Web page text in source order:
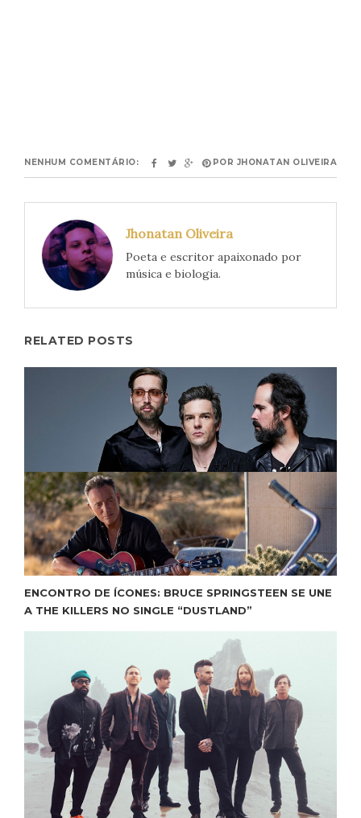
NENHUM COMENTÁRIO: POR JHONATAN OLIVEIRA
Jhonatan Oliveira
Poeta e escritor apaixonado por
música e biologia.
RELATED POSTS
ENCONTRO DE ÍCONES: BRUCE SPRINGSTEEN SE UNE
A THE KILLERS NO SINGLE “DUSTLAND”